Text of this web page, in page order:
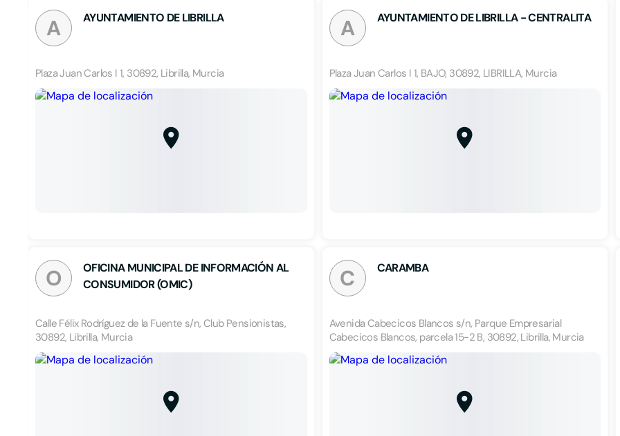
A AYUNTAMIENTO DE LIBRILLA
Plaza Juan Carlos I 1, 30892, Librilla, Murcia
A AYUNTAMIENTO DE LIBRILLA - CENTRALITA
Plaza Juan Carlos I 1, BAJO, 30892, LIBRILLA, Murcia
O
OFICINA MUNICIPAL DE INFORMACIÓN AL
CONSUMIDOR (OMIC)
Calle Félix Rodríguez de la Fuente s/n, Club Pensionistas,
30892, Librilla, Murcia
C CARAMBA
Avenida Cabecicos Blancos s/n, Parque Empresarial
Cabecicos Blancos, parcela 15-2 B, 30892, Librilla, Murcia